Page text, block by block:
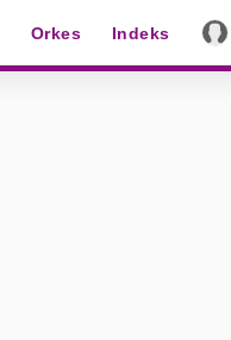
Orkes Indeks